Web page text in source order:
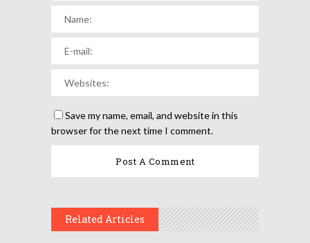
Save my name, email, and website in this
browser for the next time I comment.
Related Articles